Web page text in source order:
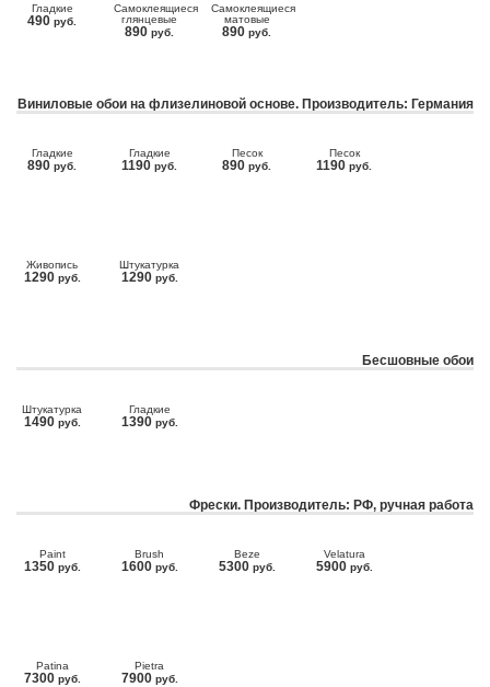
Гладкие
490 руб.
Самоклеящиеся
глянцевые
890 руб.
Самоклеящиеся
матовые
890 руб.
Виниловые обои на флизелиновой основе. Производитель: Германия
Гладкие
890 руб.
Гладкие
1190 руб.
Песок
890 руб.
Песок
1190 руб.
Живопись
1290 руб.
Штукатурка
1290 руб.
Бесшовные обои
Штукатурка
1490 руб.
Гладкие
1390 руб.
Фрески. Производитель: РФ, ручная работа
Paint
1350 руб.
Brush
1600 руб.
Beze
5300 руб.
Velatura
5900 руб.
Patina
7300 руб.
Pietra
7900 руб.